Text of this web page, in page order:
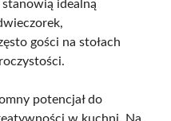
idealną
gości na stołach
potencjał do